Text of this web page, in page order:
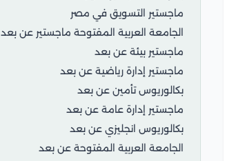
ماجستير التسويق في مصر
الجامعة العربية المفتوحة ماجستير عن بعد
ماجستير بيئة عن بعد
ماجستير إدارة رياضية عن بعد
بكالوريوس تأمين عن بعد
ماجستير إدارة عامة عن بعد
بكالوريوس انجليزي عن بعد
الجامعة العربية المفتوحة عن بعد